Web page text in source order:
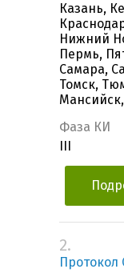
Казань,
Нижний
Пермь,
Самара,
Томск,
Фаза КИ
2.
Протокол